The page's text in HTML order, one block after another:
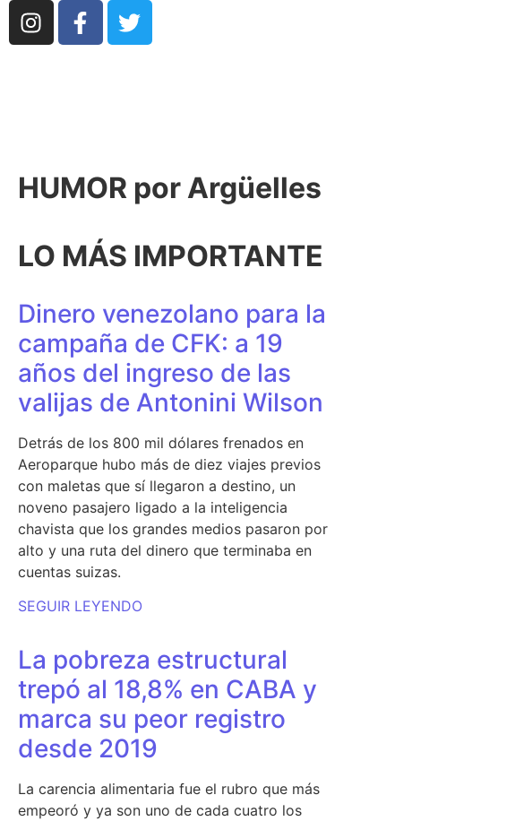
HUMOR por Argüelles​
LO MÁS IMPORTANTE
Dinero venezolano para la
campaña de CFK: a 19
años del ingreso de las
valijas de Antonini Wilson
Detrás de los 800 mil dólares frenados en
Aeroparque hubo más de diez viajes previos
con maletas que sí llegaron a destino, un
noveno pasajero ligado a la inteligencia
chavista que los grandes medios pasaron por
alto y una ruta del dinero que terminaba en
cuentas suizas.
SEGUIR LEYENDO
La pobreza estructural
trepó al 18,8% en CABA y
marca su peor registro
desde 2019
La carencia alimentaria fue el rubro que más
empeoró y ya son uno de cada cuatro los